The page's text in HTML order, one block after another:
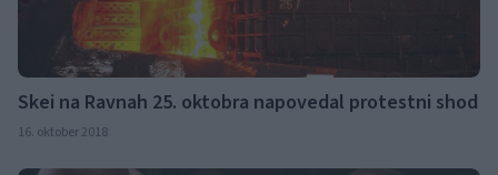
Skei na Ravnah 25. oktobra napovedal protestni shod
16. oktober 2018